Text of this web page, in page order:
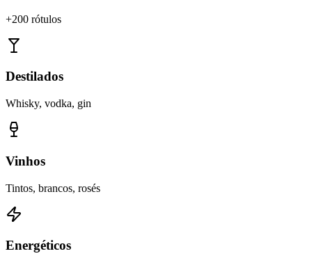
+200 rótulos
Destilados
Whisky, vodka, gin
Vinhos
Tintos, brancos, rosés
Energéticos